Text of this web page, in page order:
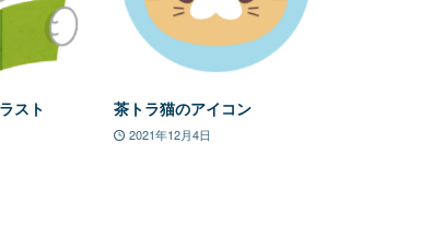
スト 茶トラ猫のアイコン
2021年12月4日